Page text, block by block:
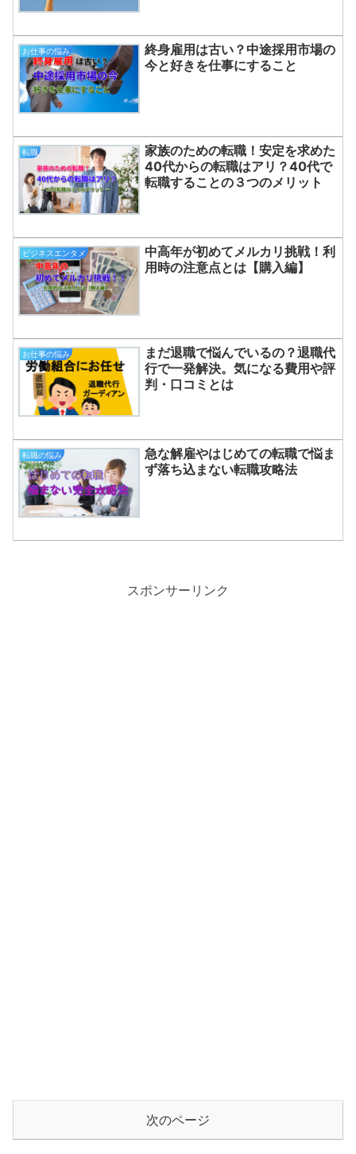
お仕事の悩み
終身雇用は古い？中途採用市場の
今と好きを仕事にすること
転職
家族のための転職！安定を求めた
40代からの転職はアリ？40代で
転職することの３つのメリット
ビジネスエンタメ
中高年が初めてメルカリ挑戦！利
用時の注意点とは【購入編】
お仕事の悩み
まだ退職で悩んでいるの？退職代
行で一発解決。気になる費用や評
判・口コミとは
転職の悩み
急な解雇やはじめての転職で悩ま
ず落ち込まない転職攻略法
スポンサーリンク
次のページ